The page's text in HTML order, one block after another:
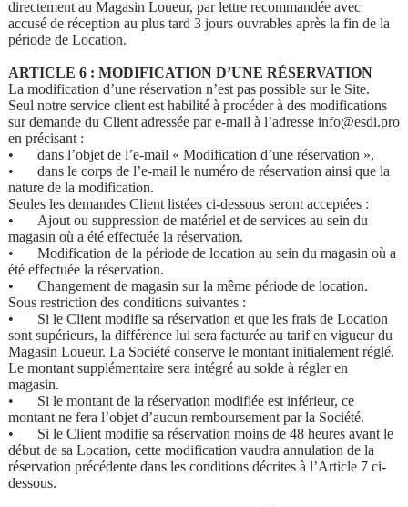
directement au Magasin Loueur, par lettre recommandée avec
accusé de réception au plus tard 3 jours ouvrables après la fin de la
période de Location.
ARTICLE 6 : MODIFICATION D’UNE RÉSERVATION
La modification d’une réservation n’est pas possible sur le Site.
Seul notre service client est habilité à procéder à des modifications
sur demande du Client adressée par e-mail à l’adresse info@esdi.pro
en précisant :
•
dans l’objet de l’e-mail « Modification d’une réservation »,
•
dans le corps de l’e-mail le numéro de réservation ainsi que la
nature de la modification.
Seules les demandes Client listées ci-dessous seront acceptées :
•
Ajout ou suppression de matériel et de services au sein du
magasin où a été effectuée la réservation.
•
Modification de la période de location au sein du magasin où a
été effectuée la réservation.
•
Changement de magasin sur la même période de location.
Sous restriction des conditions suivantes :
•
Si le Client modifie sa réservation et que les frais de Location
sont supérieurs, la différence lui sera facturée au tarif en vigueur du
Magasin Loueur. La Société conserve le montant initialement réglé.
Le montant supplémentaire sera intégré au solde à régler en
magasin.
•
Si le montant de la réservation modifiée est inférieur, ce
montant ne fera l’objet d’aucun remboursement par la Société.
•
Si le Client modifie sa réservation moins de 48 heures avant le
début de sa Location, cette modification vaudra annulation de la
réservation précédente dans les conditions décrites à l’Article 7 ci-
dessous.